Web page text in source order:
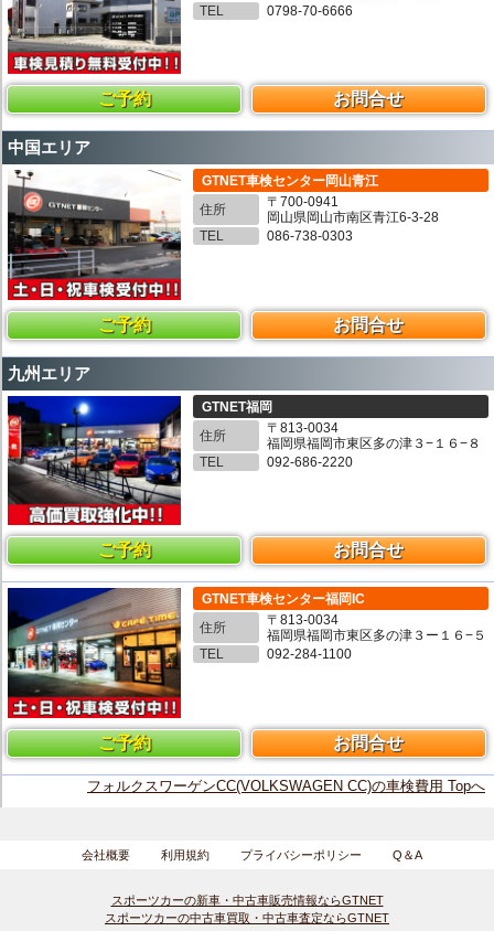
TEL
0798-70-6666
ご予約 お問合せ
中国エリア
GTNET車検センター岡山青江
住所
〒700-0941
岡山県岡山市南区青江6-3-28
TEL
086-738-0303
ご予約 お問合せ
九州エリア
GTNET福岡
住所
〒813-0034
福岡県福岡市東区多の津３−１６−８
TEL
092-686-2220
ご予約 お問合せ
GTNET車検センター福岡IC
住所
〒813-0034
福岡県福岡市東区多の津３ー１６−５
TEL
092-284-1100
ご予約 お問合せ
フォルクスワーゲンCC(VOLKSWAGEN CC)の車検費用 Topへ
会社概要 利用規約 プライバシーポリシー Q＆A
スポーツカーの新車・中古車販売情報ならGTNET
スポーツカーの中古車買取・中古車査定ならGTNET